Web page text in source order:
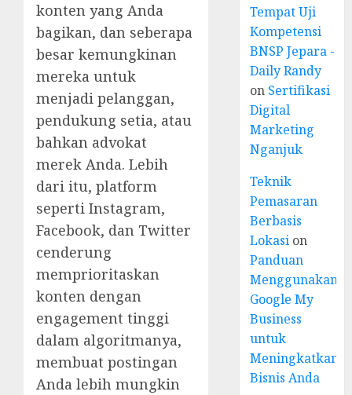
konten yang Anda
bagikan, dan seberapa
besar kemungkinan
mereka untuk
menjadi pelanggan,
pendukung setia, atau
bahkan advokat
merek Anda. Lebih
dari itu, platform
seperti Instagram,
Facebook, dan Twitter
cenderung
memprioritaskan
konten dengan
engagement tinggi
dalam algoritmanya,
membuat postingan
Anda lebih mungkin
Tempat Uji
Kompetensi
BNSP Jepara -
Daily Randy
on Sertifikasi
Digital
Marketing
Nganjuk
Teknik
Pemasaran
Berbasis
Lokasi on
Panduan
Menggunakan
Google My
Business
untuk
Meningkatkan
Bisnis Anda